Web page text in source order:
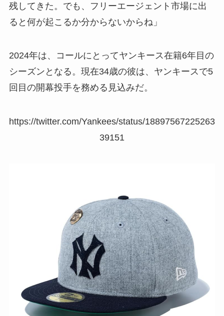
残してきた。でも、フリーエージェント市場に出
ると何が起こるか分からないからね」
2024年は、コールにとってヤンキース在籍6年目の
シーズンとなる。現在34歳の彼は、ヤンキースで5
回目の開幕投手を務める見込みだ。
https://twitter.com/Yankees/status/18897567225263
39151